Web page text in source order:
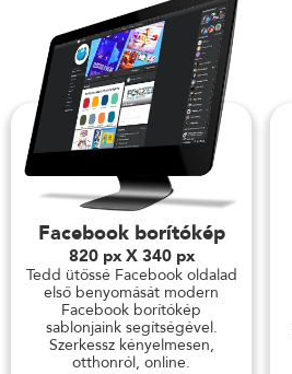
Facebook borítókép
820 px X 340 px
Tedd ütőssé Facebook oldalad
első benyomását modern
Facebook borítókép
sablonjaink segítségével.
Szerkessz kényelmesen,
otthonról, online.